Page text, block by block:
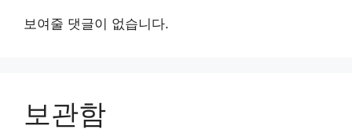
보여줄 댓글이 없습니다.
보관함